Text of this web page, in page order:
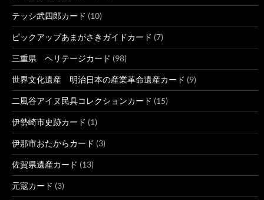
テッシ武四郎カード (10)
ピックアップあまがさきガイドカード (7)
三重県 ヘリテージカード (98)
世界文化遺産 明治日本の産業革命遺産カード (9)
二風谷アイヌ民具コレクションカード (15)
伊勢崎市史跡カード (1)
伊那市おたからカード (3)
佐賀県遺産カード (13)
元寇カード (3)